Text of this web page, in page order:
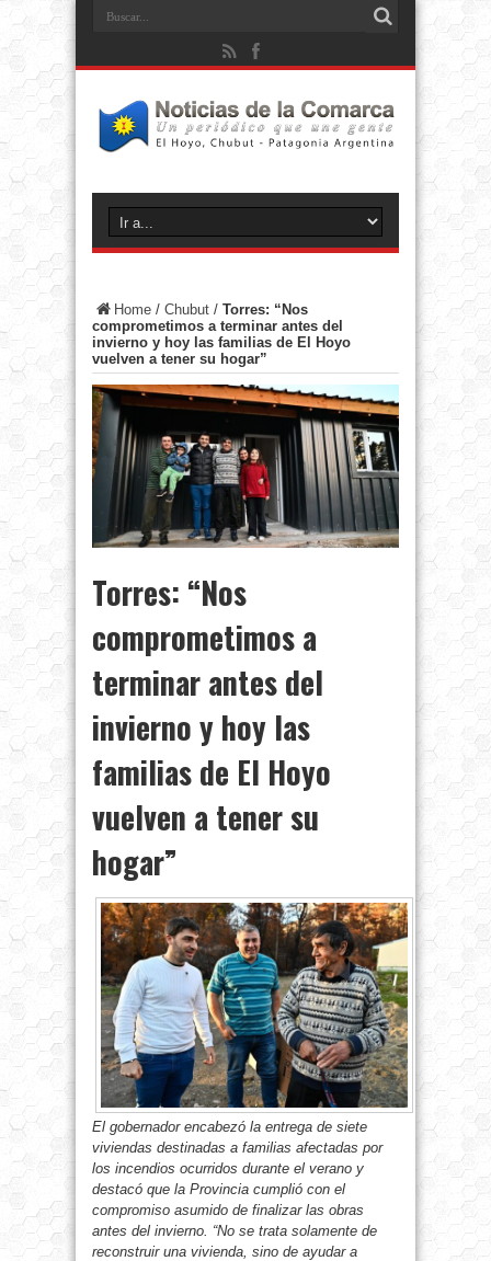
Home / Chubut / Torres: “Nos
comprometimos a terminar antes del
invierno y hoy las familias de El Hoyo
vuelven a tener su hogar”
Torres: “Nos
comprometimos a
terminar antes del
invierno y hoy las
familias de El Hoyo
vuelven a tener su
hogar”
El gobernador encabezó la entrega de siete
viviendas destinadas a familias afectadas por
los incendios ocurridos durante el verano y
destacó que la Provincia cumplió con el
compromiso asumido de finalizar las obras
antes del invierno. “No se trata solamente de
reconstruir una vivienda, sino de ayudar a